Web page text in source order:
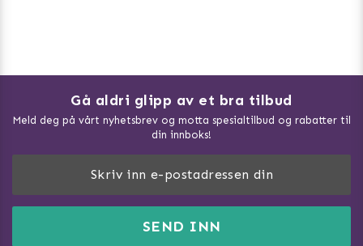
Gå aldri glipp av et bra tilbud
Meld deg på vårt nyhetsbrev og motta spesialtilbud og rabatter til
din innboks!
SEND INN
Slik måler du din hund